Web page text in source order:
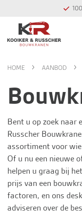
HOME AANBOD
Bent u op zoek naar
Russcher
assortiment voor
Of u nu een nieuwe
helpen u graag bij
prijs van een
factoren, en ons
adviseren over de